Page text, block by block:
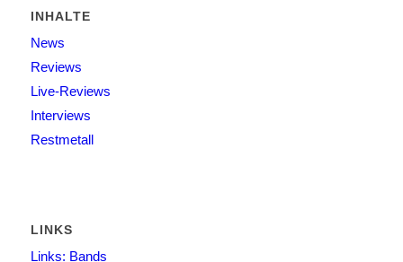
INHALTE
News
Reviews
Live-Reviews
Interviews
Restmetall
LINKS
Links: Bands